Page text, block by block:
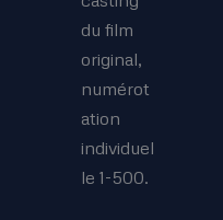
du film
original,
numérot
ation
individuel
le 1-500.